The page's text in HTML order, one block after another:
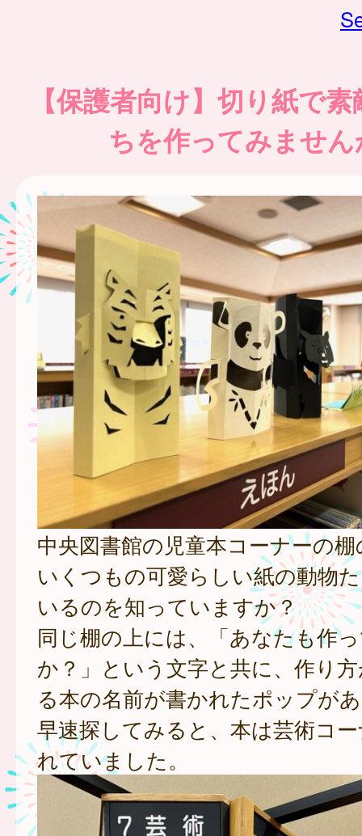
【保護者向け】切り紙で
ちを作ってみませ
中央図書館の児童本コーナーの
いくつもの可愛らしい紙の動物
いるのを知っていますか？
同じ棚の上には、「あなたも作
か？」という文字と共に、作り
る本の名前が書かれたポップが
早速探してみると、本は芸術コ
れていました。